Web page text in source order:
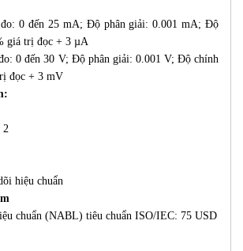
0 đến 25 mA; Độ phân giải: 0.001 mA; Độ
giá trị đọc + 3 µA
0 đến 30 V; Độ phân giải: 0.001 V; Độ chính
đọc + 3 mV
2
hiệu chuẩn
chuẩn (NABL) tiêu chuẩn ISO/IEC: 75 USD